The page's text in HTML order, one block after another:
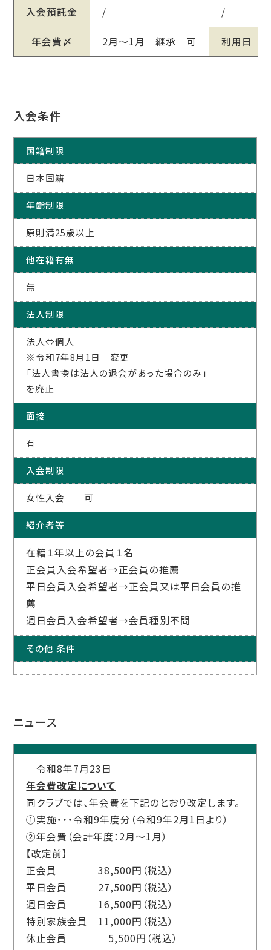
入会預託金 / /
年会費〆 2月～1月 継承 可 利用日
入会条件
国籍制限
日本国籍
年齢制限
原則満25歳以上
他在籍有無
無
法人制限
法人⇔個人
※令和7年8月1日 変更
「法人書換は法人の退会があった場合のみ」
を廃止
面接
有
入会制限
女性入会 可
紹介者等
在籍１年以上の会員１名
正会員入会希望者→正会員の推薦
平日会員入会希望者→正会員又は平日会員の推
薦
週日会員入会希望者→会員種別不問
その他 条件
ニュース
□令和8年7月23日
年会費改定について
同クラブでは、年会費を下記のとおり改定します。
①実施・・・令和9年度分（令和9年2月1 日より）
②年会費（会計年度： 2月～1月）
【改定前】
正会員38,500円（税込）
平日会員 27,500円（税込）
週日会員 16,500円（税込）
特別家族会員 11,000円（税込）
休止会員 5,500円（税込）